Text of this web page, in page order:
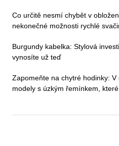
Co určitě nesmí chybět v
nekonečné možnosti rychlé
Burgundy kabelka: Stylová
vynosíte už teď
Zapomeňte na chytré hodinky:
modely s úzkým řemínkem,